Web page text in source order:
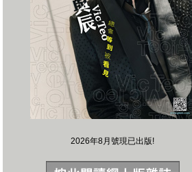
2026年8月號現已出版!